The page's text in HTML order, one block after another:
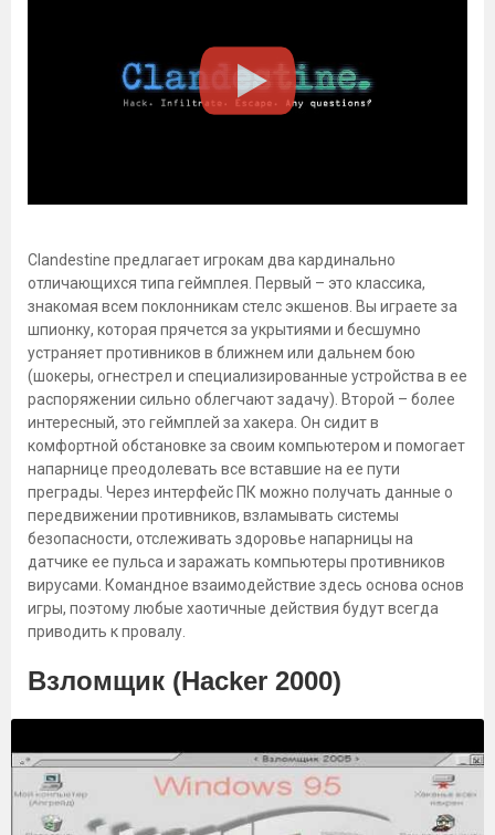
Clandestine предлагает игрокам два кардинально
отличающихся типа геймплея. Первый – это классика,
знакомая всем поклонникам стелс экшенов. Вы играете за
шпионку, которая прячется за укрытиями и бесшумно
устраняет противников в ближнем или дальнем бою
(шокеры, огнестрел и специализированные устройства в ее
распоряжении сильно облегчают задачу). Второй – более
интересный, это геймплей за хакера. Он сидит в
комфортной обстановке за своим компьютером и помогает
напарнице преодолевать все вставшие на ее пути
преграды. Через интерфейс ПК можно получать данные о
передвижении противников, взламывать системы
безопасности, отслеживать здоровье напарницы на
датчике ее пульса и заражать компьютеры противников
вирусами. Командное взаимодействие здесь основа основ
игры, поэтому любые хаотичные действия будут всегда
приводить к провалу.
Взломщик (Hacker 2000)